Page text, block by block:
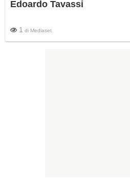
Edoardo Tavassi
1 di Mediaset